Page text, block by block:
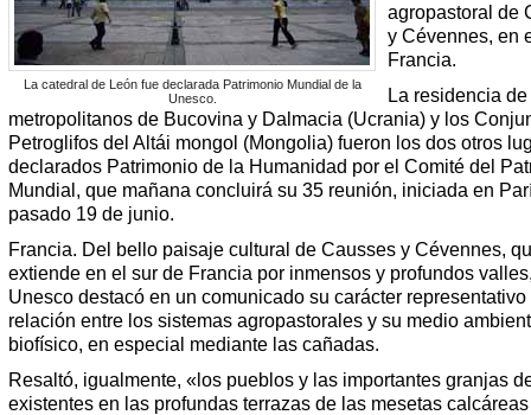
La catedral de León fue declarada Patrimonio Mundial de la
Unesco.
agropastoral de
y Cévennes, en
Francia.
La residencia
metropolitanos de Bucovina y Dalmacia (Ucrania) y los
Petroglifos del Altái mongol (Mongolia) fueron los dos otros
declarados Patrimonio de la Humanidad por el Comité del
Mundial, que mañana concluirá su 35 reunión, iniciada en
pasado 19 de junio.
Francia. Del bello paisaje cultural de Causses y Cévennes,
extiende en el sur de Francia por inmensos y profundos
Unesco destacó en un comunicado su carácter representativo
relación entre los sistemas agropastorales y su medio
biofísico, en especial mediante las cañadas.
Resaltó, igualmente, «los pueblos y las importantes granjas
existentes en las profundas terrazas de las mesetas